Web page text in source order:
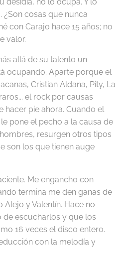
¿Son cosas que nunca
con Carajo hace 15 años; no
valor.
allá de su talento un
ocupando. Aparte porque el
Cristian Aldana, Pity, La
el rock por causas
hacer pie ahora. Cuando el
pone el pecho a la causa de
resurgen otros tipos
son los que tienen auge
Me engancho con
termina me den ganas de
y Valentín. Hace no
escucharlos y que los
16 veces el disco entero.
con la melodía y